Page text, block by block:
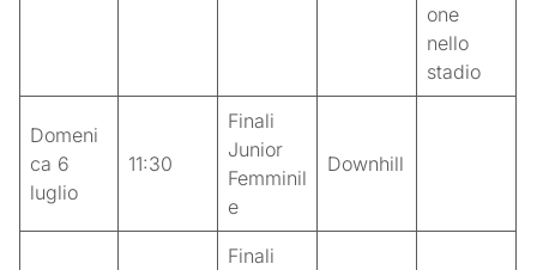
one
nello
stadio
Domeni
ca 6
luglio
11:30
Finali
Junior
Femminil
e
Downhill
Finali